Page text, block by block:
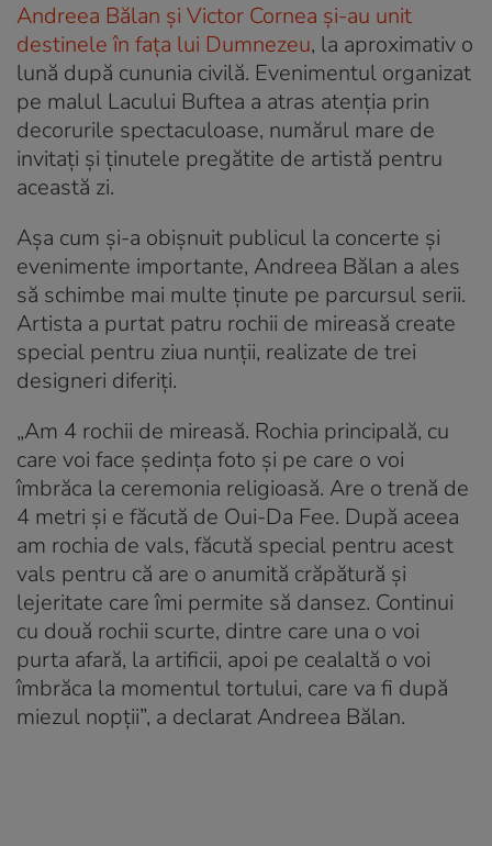
Andreea Bălan și Victor Cornea și-au unit
destinele în fața lui Dumnezeu, la aproximativ o
lună după cununia civilă. Evenimentul organizat
pe malul Lacului Buftea a atras atenția prin
decorurile spectaculoase, numărul mare de
invitați și ținutele pregătite de artistă pentru
această zi.
Așa cum și-a obișnuit publicul la concerte și
evenimente importante, Andreea Bălan a ales
să schimbe mai multe ținute pe parcursul serii.
Artista a purtat patru rochii de mireasă create
special pentru ziua nunții, realizate de trei
designeri diferiți.
„Am 4 rochii de mireasă. Rochia principală, cu
care voi face ședința foto și pe care o voi
îmbrăca la ceremonia religioasă. Are o trenă de
4 metri și e făcută de Oui-Da Fee. După aceea
am rochia de vals, făcută special pentru acest
vals pentru că are o anumită crăpătură și
lejeritate care îmi permite să dansez. Continui
cu două rochii scurte, dintre care una o voi
purta afară, la artificii, apoi pe cealaltă o voi
îmbrăca la momentul tortului, care va fi după
miezul nopții”, a declarat Andreea Bălan.